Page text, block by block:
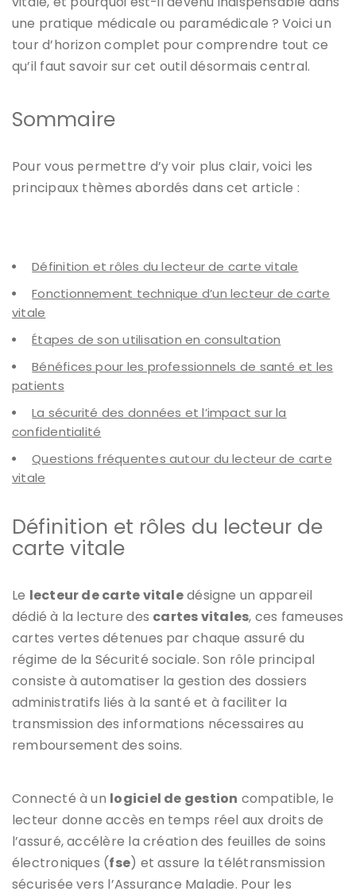
une pratique médicale ou paramédicale ? Voici un
tour d’horizon complet pour comprendre tout ce
qu’il faut savoir sur cet outil désormais central.
Sommaire
Pour vous permettre d’y voir plus clair, voici les
principaux thèmes abordés dans cet article :
Définition et rôles du lecteur de carte vitale
Fonctionnement technique d’un lecteur de carte
vitale
Étapes de son utilisation en consultation
Bénéfices pour les professionnels de santé et les
patients
La sécurité des données et l’impact sur la
confidentialité
Questions fréquentes autour du lecteur de carte
vitale
Définition et rôles du lecteur de
carte vitale
Le lecteur de carte vitaledésigne un appareil
dédié à la lecture des cartes vitales, ces fameuses
cartes vertes détenues par chaque assuré du
régime de la Sécurité sociale. Son rôle principal
consiste à automatiser la gestion des dossiers
administratifs liés à la santé et à faciliter la
transmission des informations nécessaires au
remboursement des soins.
Connecté à un logiciel de gestion compatible, le
lecteur donne accès en temps réel aux droits de
l’assuré, accélère la création des feuilles de soins
électroniques (fse) et assure la télétransmission
sécurisée vers l’Assurance Maladie. Pour les